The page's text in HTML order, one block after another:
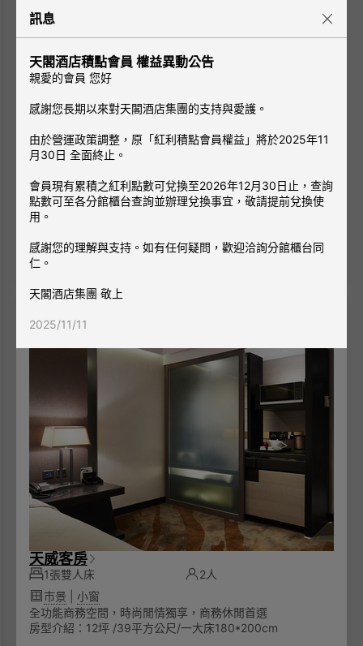
天豪雙人房
2張單人床
2人
市景|有窗
恰到好處的2張床，獨立不受干擾，旅人們輕鬆自若。
◎同房型每房格局有所不同，照片僅供參考。
查看空房
天威客房
1張雙人床
2人
市景
小窗
全功能商務空間，時尚閒情獨享，商務休閒首選
房型介紹：12坪 /39平方公尺/一大床180*200cm
訊息
天閣酒店積點會員 權益異動公告
親愛的會員 您好
感謝您長期以來對天閣酒店集團的支持與愛護。
由於營運政策調整，原「紅利積點會員權益」將於2025年11
月30日 全面終止。
會員現有累積之紅利點數可兌換至2026年12月30日止，查詢
點數可至各分館櫃台查詢並辦理兌換事宜，敬請提前兌換使
用。
感謝您的理解與支持。如有任何疑問，歡迎洽詢分館櫃台同
仁。
天閣酒店集團 敬上
2025/11/11